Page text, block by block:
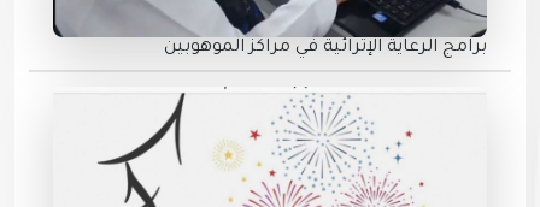
برامج الرعاية الإثرائية في مراكز الموهوبين